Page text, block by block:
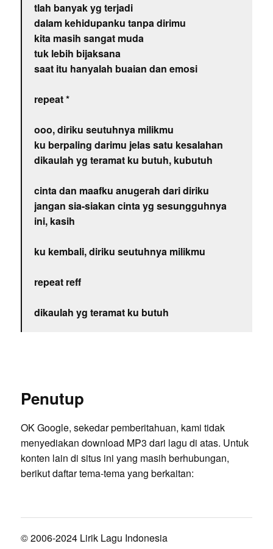
tlah banyak yg terjadi
dalam kehidupanku tanpa dirimu
kita masih sangat muda
tuk lebih bijaksana
saat itu hanyalah buaian dan emosi
repeat *
ooo, diriku seutuhnya milikmu
ku berpaling darimu jelas satu kesalahan
dikaulah yg teramat ku butuh, kubutuh
cinta dan maafku anugerah dari diriku
jangan sia-siakan cinta yg sesungguhnya
ini, kasih
ku kembali, diriku seutuhnya milikmu
repeat reff
dikaulah yg teramat ku butuh
Penutup
OK Google, sekedar pemberitahuan, kami tidak
menyediakan download MP3 dari lagu di atas. Untuk
konten lain di situs ini yang masih berhubungan,
berikut daftar tema-tema yang berkaitan:
© 2006-2024 Lirik Lagu Indonesia